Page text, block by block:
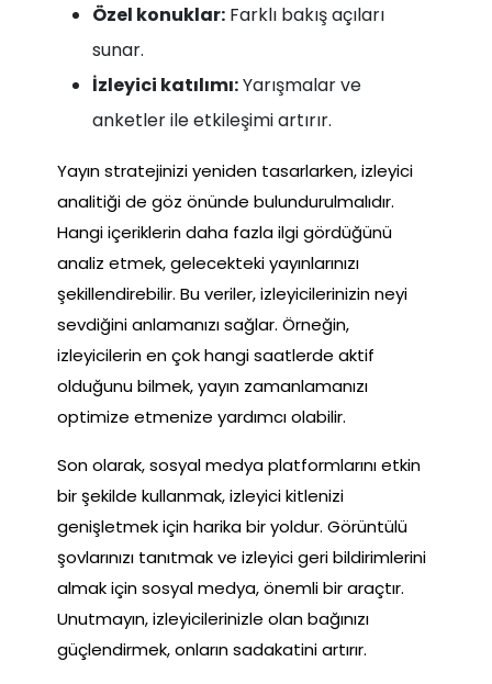
Özel konuklar: Farklı bakış açıları
sunar.
İzleyici katılımı:Yarışmalar ve
anketler ile etkileşimi artırır.
Yayın stratejinizi yeniden tasarlarken, izleyici
analitiği de göz önünde bulundurulmalıdır.
Hangi içeriklerin daha fazla ilgi gördüğünü
analiz etmek, gelecekteki yayınlarınızı
şekillendirebilir. Bu veriler, izleyicilerinizin neyi
sevdiğini anlamanızı sağlar. Örneğin,
izleyicilerin en çok hangi saatlerde aktif
olduğunu bilmek, yayın zamanlamanızı
optimize etmenize yardımcı olabilir.
Son olarak, sosyal medya platformlarını etkin
bir şekilde kullanmak, izleyici kitlenizi
genişletmek için harika bir yoldur. Görüntülü
şovlarınızı tanıtmak ve izleyici geri bildirimlerini
almak için sosyal medya, önemli bir araçtır.
Unutmayın, izleyicilerinizle olan bağınızı
güçlendirmek, onların sadakatini artırır.